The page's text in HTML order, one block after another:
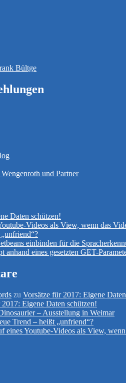
Bültge
und Partner
Daten schützen!
Videos als View, wenn das
einbinden für die
anhand eines gesetzten GET-
zu Vorsätze für 2017: Eigene
Eigene Daten schützen!
– Ausstellung in Weimar
Trend – heißt „unfriend“?
eines Youtube-Videos als View,